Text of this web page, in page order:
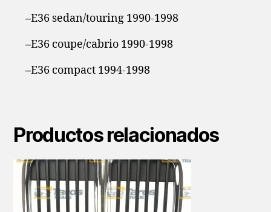
–E36 sedan/touring 1990-1998
–E36 coupe/cabrio 1990-1998
–E36 compact 1994-1998
Productos relacionados